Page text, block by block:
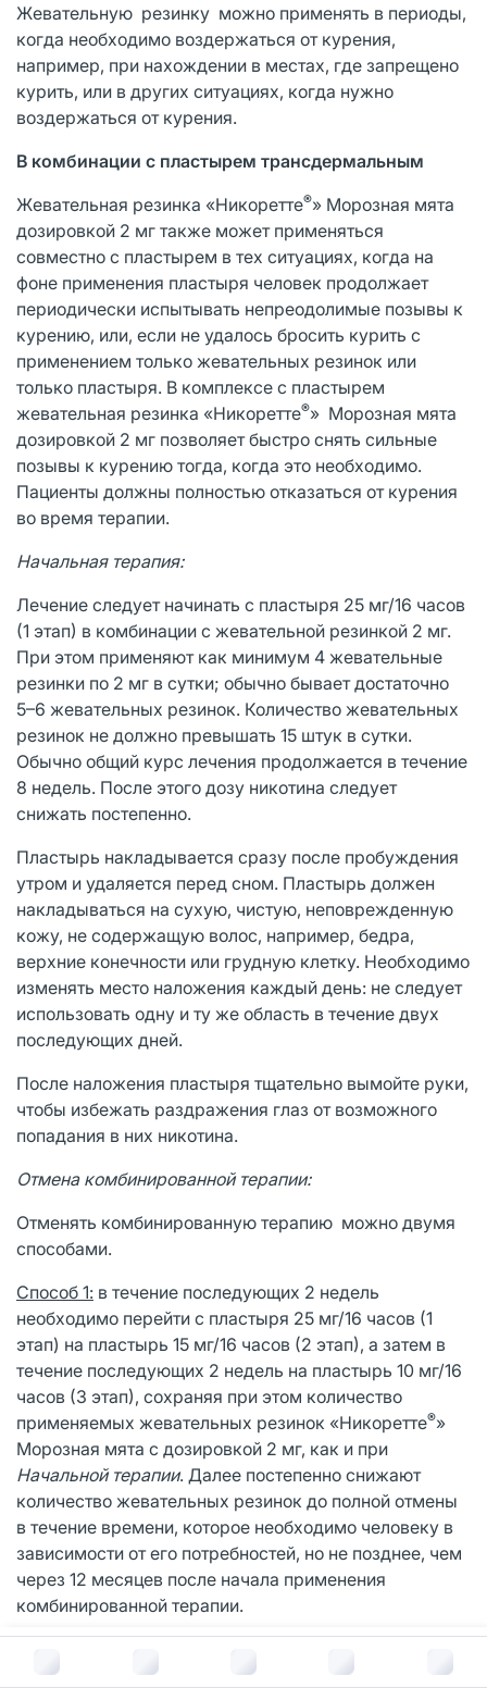
В корзину за2 708
Жевательную резинку можно применять в периоды,
когда необходимо воздержаться от курения,
например, при нахождении в местах, где запрещено
курить, или в других ситуациях, когда нужно
воздержаться от курения.
В комбинации с пластырем трансдермальным
Жевательная резинка «Никоретте®» Морозная мята
дозировкой 2 мг также может применяться
совместно с пластырем в тех ситуациях, когда на
фоне применения пластыря человек продолжает
периодически испытывать непреодолимые позывы к
курению, или, если не удалось бросить курить с
применением только жевательных резинок или
только пластыря. В комплексе с пластырем
жевательная резинка «Никоретте®» Морозная мята
дозировкой 2 мг позволяет быстро снять сильные
позывы к курению тогда, когда это необходимо.
Пациенты должны полностью отказаться от курения
во время терапии.
Начальная терапия:
Лечение следует начинать с пластыря 25 мг/16 часов
(1 этап) в комбинации с жевательной резинкой 2 мг.
При этом применяют как минимум 4 жевательные
резинки по 2 мг в сутки; обычно бывает достаточно
5–6 жевательных резинок. Количество жевательных
резинок не должно превышать 15 штук в сутки.
Обычно общий курс лечения продолжается в течение
8 недель. После этого дозу никотина следует
снижать постепенно.
Пластырь накладывается сразу после пробуждения
утром и удаляется перед сном. Пластырь должен
накладываться на сухую, чистую, неповрежденную
кожу, не содержащую волос, например, бедра,
верхние конечности или грудную клетку. Необходимо
изменять место наложения каждый день: не следует
использовать одну и ту же область в течение двух
последующих дней.
После наложения пластыря тщательно вымойте руки,
чтобы избежать раздражения глаз от возможного
попадания в них никотина.
Отмена комбинированной терапии:
Отменять комбинированную терапию можно двумя
способами.
Способ 1: в течение последующих 2 недель
необходимо перейти с пластыря 25 мг/16 часов (1
этап) на пластырь 15 мг/16 часов (2 этап), а затем в
течение последующих 2 недель на пластырь 10 мг/16
часов (3 этап), сохраняя при этом количество
применяемых жевательных резинок «Никоретте®»
Морозная мята с дозировкой 2 мг, как и при
Начальной терапии. Далее постепенно снижают
количество жевательных резинок до полной отмены
в течение времени, которое необходимо человеку в
зависимости от его потребностей, но не позднее, чем
через 12 месяцев после начала применения
комбинированной терапии.
сразу после окончания этапа
Начальной терапии